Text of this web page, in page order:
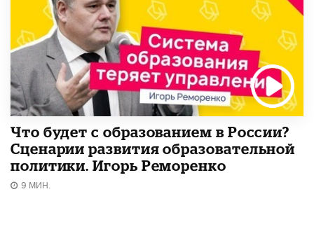
Что будет с образованием в России?
Сценарии развития образовательной
политики. Игорь Реморенко
9 МИН.